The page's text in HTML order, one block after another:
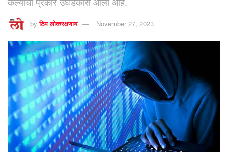
by टिम लोकरक्षणाय November 27, 2023